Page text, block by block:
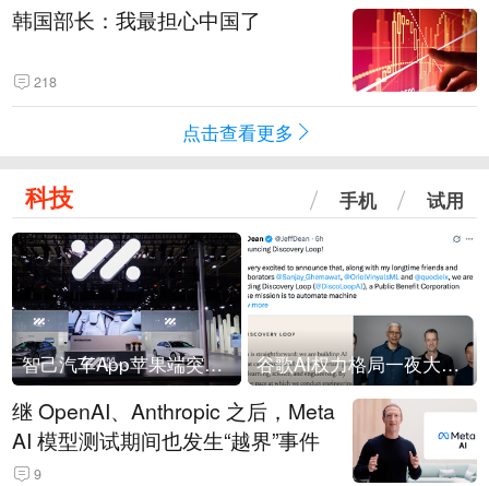
韩国部长：我最担心中国了
218
点击查看更多
科技 手机 试用
智己汽车App苹果端突然“下架” 谷歌AI权力格局一夜大洗牌
继 OpenAI、Anthropic 之后，Meta
AI 模型测试期间也发生“越界”事件
9